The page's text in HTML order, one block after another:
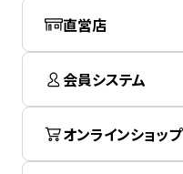
直営店
会員システム
オンラインショップ